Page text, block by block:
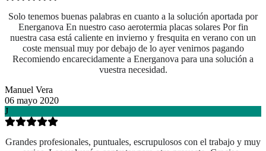
Solo tenemos buenas palabras en cuanto a la solución aportada por
Energanova En nuestro caso aerotermia placas solares Por fin
nuestra casa está caliente en invierno y fresquita en verano con un
coste mensual muy por debajo de lo ayer venirnos pagando
Recomiendo encarecidamente a Energanova para una solución a
vuestra necesidad.
Manuel Vera
06 mayo 2020
J
Grandes profesionales, puntuales, escrupulosos con el trabajo y muy